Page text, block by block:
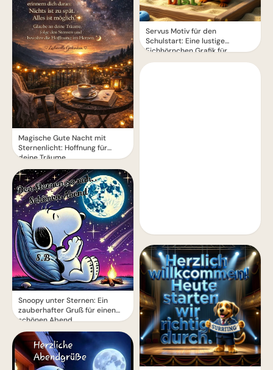
Magische Gute Nacht mit
Sternenlicht: Hoffnung für
deine Träume
Snoopy unter Sternen: Ein
zauberhafter Gruß für einen
schönen Abend
Servus Motiv für den
Schulstart: Eine lustige
Eichhörnchen Grafik für
WhatsApp